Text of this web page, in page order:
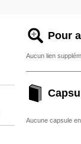
Pour
Aucun lien
Aucune capsule